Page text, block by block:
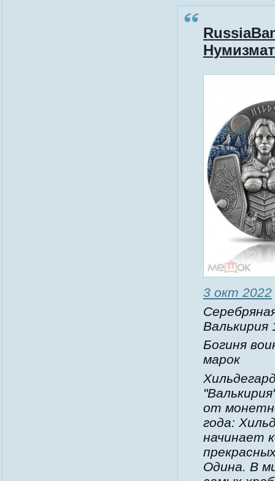
3 окт 2022
Валькирия
Богиня
марок
от
года:
начинает
Одина. В